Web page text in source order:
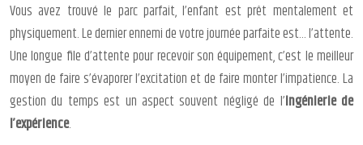
Vous avez trouvé le parc parfait, l’enfant est prêt mentalement et
physiquement. Le dernier ennemi de votre journée parfaite est… l’attente.
Une longue file d’attente pour recevoir son équipement, c’est le meilleur
moyen de faire s’évaporer l’excitation et de faire monter l’impatience. La
gestion du temps est un aspect souvent négligé de l’ingénierie de
l’expérience.